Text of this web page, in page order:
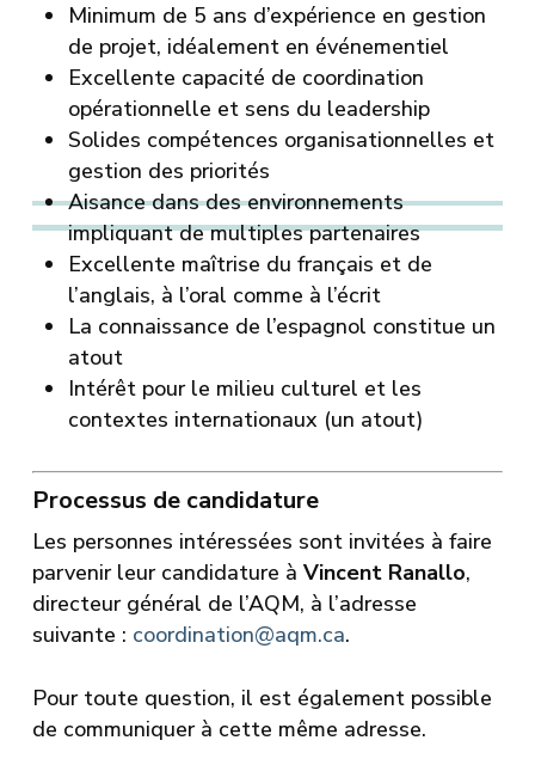
Minimum de 5 ans d’expérience en gestion
de projet, idéalement en événementiel
Excellente capacité de coordination
opérationnelle et sens du leadership
Solides compétences organisationnelles et
gestion des priorités
Aisance dans des environnements
impliquant de multiples partenaires
Excellente maîtrise du français et de
l’anglais, à l’oral comme à l’écrit
La connaissance de l’espagnol constitue un
atout
Intérêt pour le milieu culturel et les
contextes internationaux (un atout)
Processus de candidature
Les personnes intéressées sont invitées à faire
parvenir leur candidature à Vincent Ranallo,
directeur général de l’AQM, à l’adresse
suivante : coordination@aqm.ca.
Pour toute question, il est également possible
de communiquer à cette même adresse.